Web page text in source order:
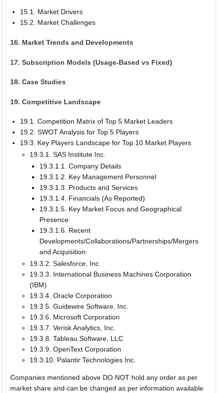
15.1. Market Drivers
15.2. Market Challenges
16. Market Trends and Developments
17. Subscription Models (Usage-Based vs Fixed)
18. Case Studies
19. Competitive Landscape
19.1. Competition Matrix of Top 5 Market Leaders
19.2. SWOT Analysis for Top 5 Players
19.3. Key Players Landscape for Top 10 Market Players
19.3.1. SAS Institute Inc.
19.3.1.1. Company Details
19.3.1.2. Key Management Personnel
19.3.1.3. Products and Services
19.3.1.4. Financials (As Reported)
19.3.1.5. Key Market Focus and Geographical
Presence
19.3.1.6. Recent
Developments/Collaborations/Partnerships/Mergers
and Acquisition
19.3.2. Salesforce, Inc.
19.3.3. International Business Machines Corporation
(IBM)
19.3.4. Oracle Corporation
19.3.5. Guidewire Software, Inc.
19.3.6. Microsoft Corporation
19.3.7. Verisk Analytics, Inc.
19.3.8. Tableau Software, LLC
19.3.9. OpenText Corporation
19.3.10. Palantir Technologies Inc.
Companies mentioned above DO NOT hold any order as per
market share and can be changed as per information available